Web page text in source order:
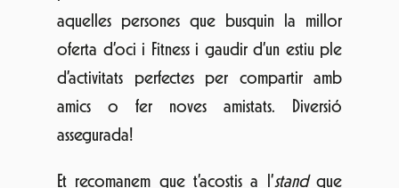
aquelles persones que busquin la millor
oferta d’oci i Fitness i gaudir d’un estiu ple
d’activitats perfectes per compartir amb
amics o fer noves amistats. Diversió
assegurada!
Et recomanem que t’acostis a l’standque